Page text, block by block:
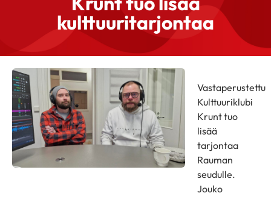
kulttuuritarjontaa
Vastaperustettu
Kulttuuriklubi
Krunt tuo
lisää
tarjontaa
Rauman
seudulle.
Jouko